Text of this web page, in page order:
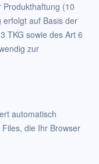
(10
auf Basis der
TKG sowie des Art 6
zur
automatisch
die Ihr Browser